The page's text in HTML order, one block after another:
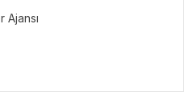
Ajansı